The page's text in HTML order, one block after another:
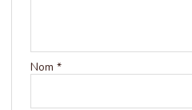
Nom *